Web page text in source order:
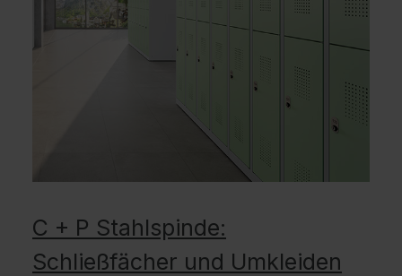
C + P Stahlspinde:
Schließfächer und Umkleiden